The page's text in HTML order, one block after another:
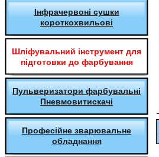
Інфрачервоні сушки
короткохвильові
Шліфувальний інструмент для
підготовки до фарбування
Пульверизатори фарбувальні
Пневмовитискачі
Професійне зварювальне
обладнання